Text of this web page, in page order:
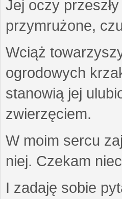
Jej oczy
przymrużone,
Wciąż
ogrodowych
stanowią jej
zwierzęciem.
W moim sercu
niej. Czekam
I zadaję sobie